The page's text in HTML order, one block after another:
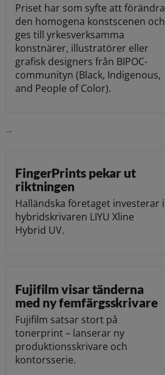
Priset har som syfte att förändra
den homogena konstscenen och
ges till yrkesverksamma
konstnärer, illustratörer eller
grafisk designers från BIPOC-
communityn (Black, Indigenous,
and People of Color).
FingerPrints pekar ut
riktningen
Halländska företaget investerar i
hybridskrivaren LIYU Xline
Hybrid UV.
Fujifilm visar tänderna
med ny femfärgsskrivare
Fujifilm satsar stort på
tonerprint – lanserar ny
produktionsskrivare och
kontorsserie.